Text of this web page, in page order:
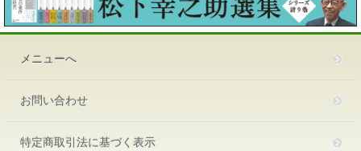
メニューへ
お問い合わせ
特定商取引法に基づく表示